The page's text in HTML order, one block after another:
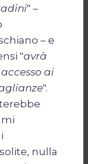
" –
– e
"avrà
ai
".
nulla